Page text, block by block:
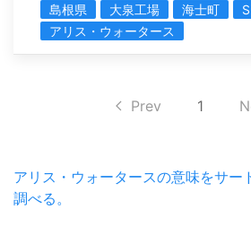
島根県
大泉工場 海士町
アリス・ウォータース
Prev 1
アリス・ウォータースの意味をサー
調べる。